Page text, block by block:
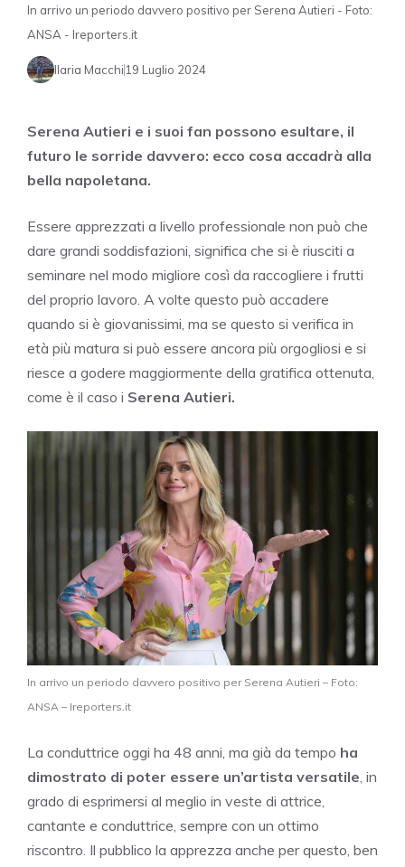
In arrivo un periodo davvero positivo per Serena Autieri - Foto:
ANSA - Ireporters.it
Ilaria Macchi 19 Luglio 2024
Serena Autieri e i suoi fan possono esultare, il
futuro le sorride davvero: ecco cosa accadrà alla
bella napoletana.
Essere apprezzati a livello professionale non può che
dare grandi soddisfazioni, significa che si è riusciti a
seminare nel modo migliore così da raccogliere i frutti
del proprio lavoro. A volte questo può accadere
quando si è giovanissimi, ma se questo si verifica in
età più matura si può essere ancora più orgogliosi e si
riesce a godere maggiormente della gratifica ottenuta,
come è il caso i Serena Autieri.
In arrivo un periodo davvero positivo per Serena Autieri – Foto:
ANSA – Ireporters.it
La conduttrice oggi ha 48 anni, ma già da tempo ha
dimostrato di poter essere un’artista versatile , in
grado di esprimersi al meglio in veste di attrice,
cantante e conduttrice, sempre con un ottimo
riscontro. Il pubblico la apprezza anche per questo, ben